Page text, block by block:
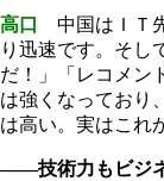
高口
中国はＩＴ
り迅速です。そし
だ！」「レコメン
は強くなっており
は高い。実はこれ
――技術力もビジ